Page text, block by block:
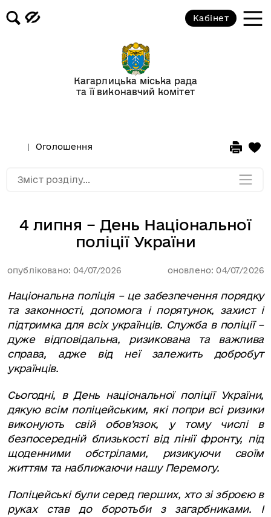
Кагарлицька міська рада
та її виконавчий комітет
Кабінет
Оголошення
4 липня – День Національної
поліції України
опубліковано: 04/07/2026 оновлено: 04/07/2026
Національна поліція – це забезпечення порядку
та законності, допомога і порятунок, захист і
підтримка для всіх українців. Служба в поліції –
дуже відповідальна, ризикована та важлива
справа, адже від неї залежить добробут
українців.
Сьогодні, в День національної поліції України,
дякую всім поліцейським, які попри всі ризики
виконують свій обов’язок, у тому числі в
безпосередній близькості від лінії фронту, під
щоденними обстрілами, ризикуючи своїм
життям та наближаючи нашу Перемогу.
Поліцейські були серед перших, хто зі зброєю в
руках став до боротьби з загарбниками. І
Зміст розділу...